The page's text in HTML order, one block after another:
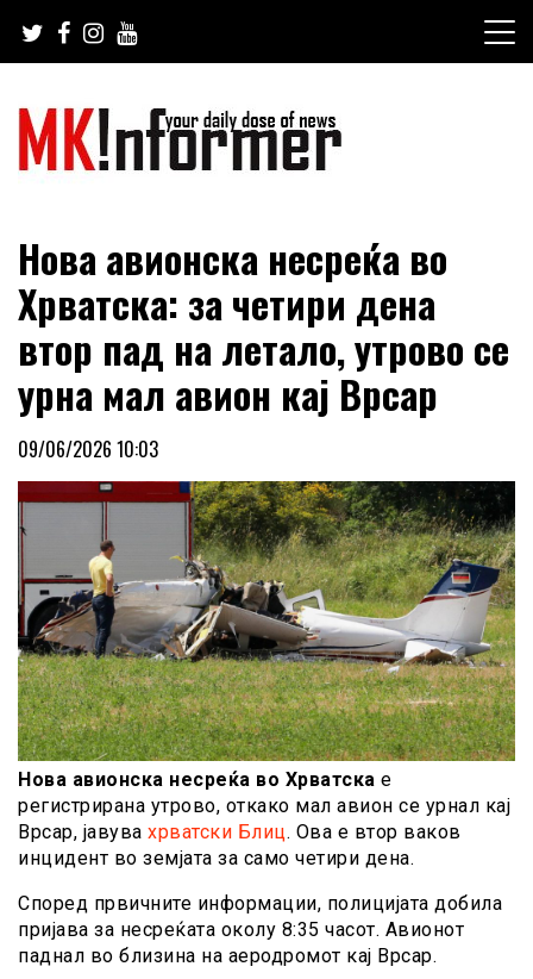
content
MKinformer
Нова авионска несреќа во
Хрватска: за четири дена
втор пад на летало, утрово се
урна мал авион кај Врсар
09/06/2026 10:03
Нова авионска несреќа во Хрватска е
регистрирана утрово, откако мал авион се урнал кај
Врсар, јавува хрватски Блиц. Ова е втор ваков
инцидент во земјата за само четири дена.
Според првичните информации, полицијата добила
пријава за несреќата околу 8:35 часот. Авионот
паднал во близина на аеродромот кај Врсар.